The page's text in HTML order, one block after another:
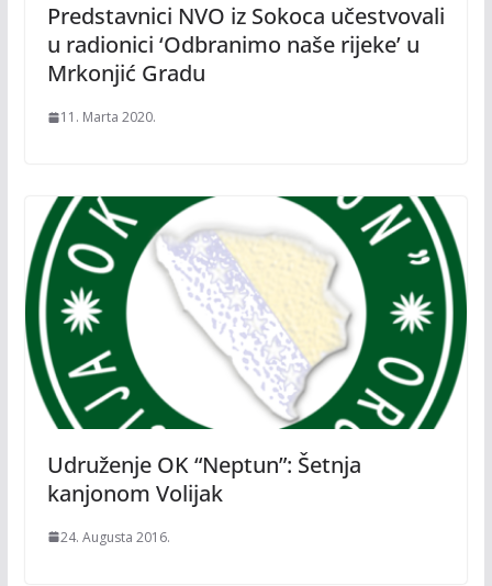
Predstavnici NVO iz Sokoca učestvovali
u radionici ‘Odbranimo naše rijeke’ u
Mrkonjić Gradu
11. Marta 2020.
Udruženje OK “Neptun”: Šetnja
kanjonom Volijak
24. Augusta 2016.